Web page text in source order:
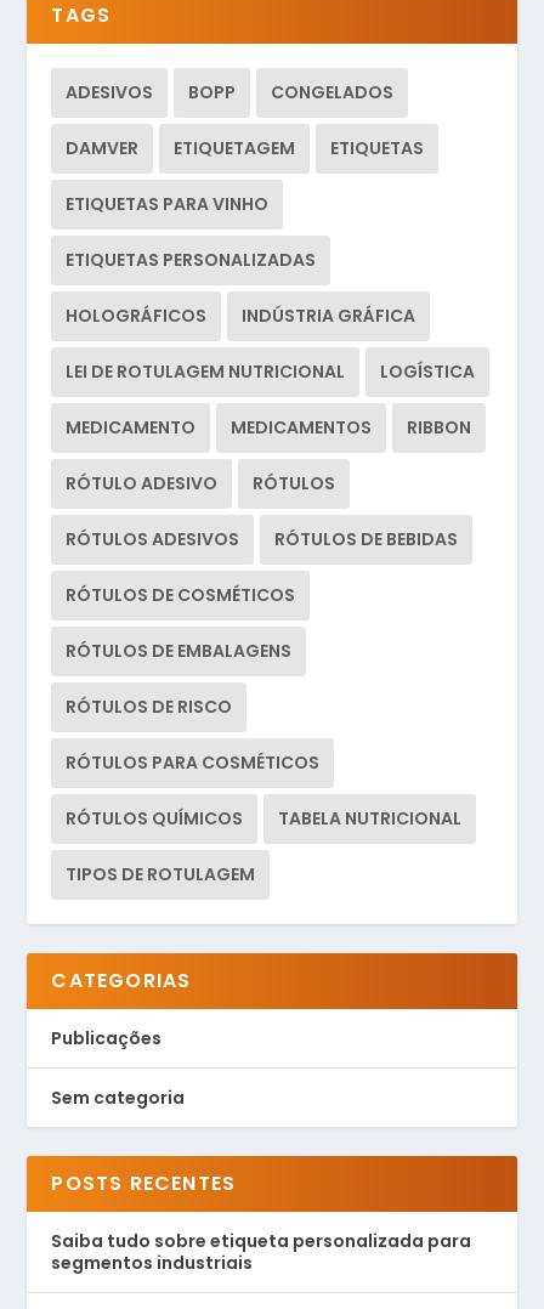
TAGS
ADESIVOS BOPP CONGELADOS
DAMVER ETIQUETAGEM ETIQUETAS
ETIQUETAS PARA VINHO
ETIQUETAS PERSONALIZADAS
HOLOGRÁFICOS INDÚSTRIA GRÁFICA
LEI DE ROTULAGEM NUTRICIONAL LOGÍSTICA
MEDICAMENTO MEDICAMENTOS RIBBON
RÓTULO ADESIVO RÓTULOS
RÓTULOS ADESIVOS RÓTULOS DE BEBIDAS
RÓTULOS DE COSMÉTICOS
RÓTULOS DE EMBALAGENS
RÓTULOS DE RISCO
RÓTULOS PARA COSMÉTICOS
RÓTULOS QUÍMICOS TABELA NUTRICIONAL
TIPOS DE ROTULAGEM
CATEGORIAS
Publicações
Sem categoria
POSTS RECENTES
Saiba tudo sobre etiqueta personalizada para
segmentos industriais